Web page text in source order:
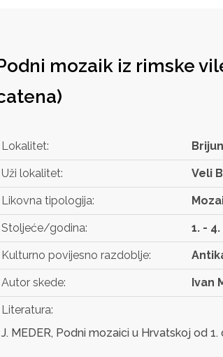
mozaik iz rimske
Lokalitet:
Uži lokalitet: Veli
Likovna tipologija:
Stoljeće/godina: 1. -
Kulturno povijesno razdoblje:
Autor skede: Ivan
Literatura:
J. MEDER, Podni mozaici u Hrvatskoj od